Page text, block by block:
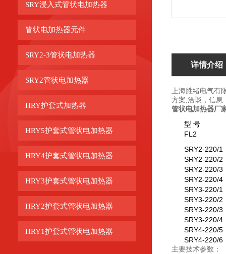
SRY浸入式管状电加热器
管状电加热器元件
SRY2-3管状电加热器
SRY2管状电加热器
HRY护套式加热器
HRY5护套式管状电加热器
HRY4护套式管状电加热器
HRY3护套式管状电加热器
HRY2护套式管状电加热器
HRY1护套式管状电加热器
详情介绍
上海胜绪电气有
方案,洽谈，信息
管状电加热器厂
型 号
FL2
SRY2-220/1
SRY2-220/2
SRY2-220/3
SRY2-220/4
SRY3-220/1
SRY3-220/2
SRY3-220/3
SRY3-220/4
SRY4-220/5
SRY4-220/6
主要技术参数：